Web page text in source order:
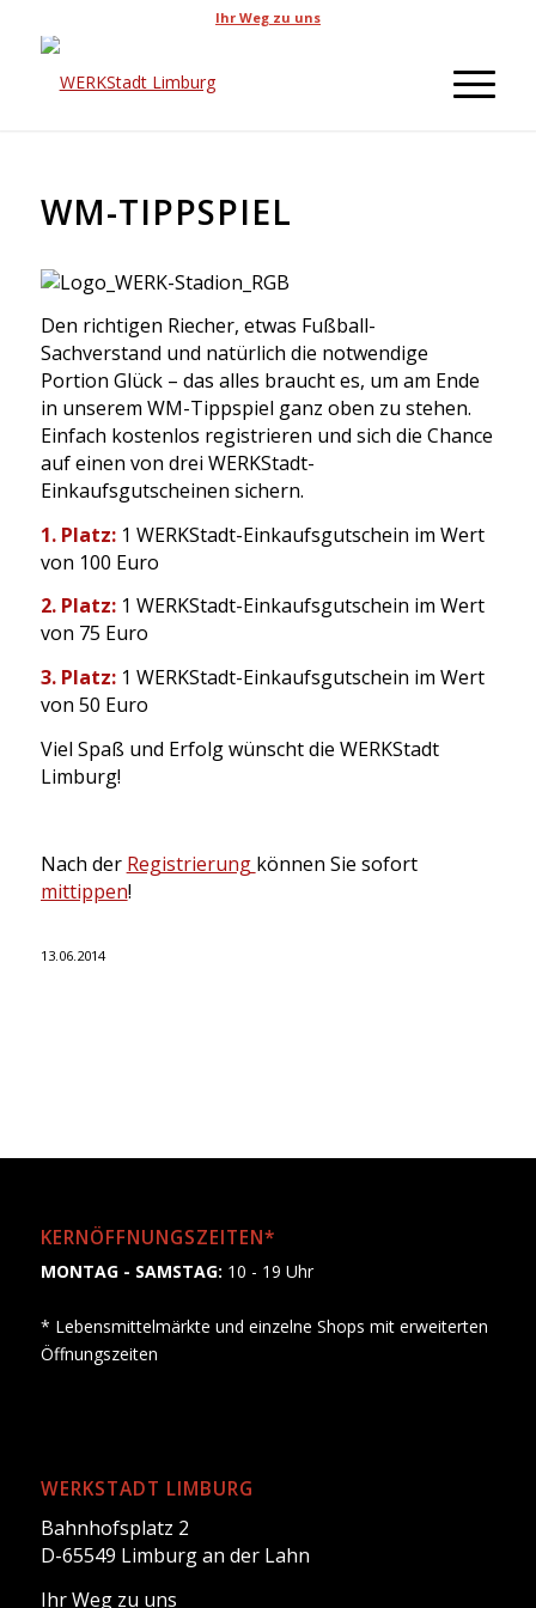
Ihr Weg zu uns
WM-TIPPSPIEL
Den richtigen Riecher, etwas Fußball-
Sachverstand und natürlich die notwendige
Portion Glück – das alles braucht es, um am Ende
in unserem WM-Tippspiel ganz oben zu stehen.
Einfach kostenlos registrieren und sich die Chance
auf einen von drei WERKStadt-
Einkaufsgutscheinen sichern.
1. Platz:1 WERKStadt-Einkaufsgutschein im Wert
von 100 Euro
2. Platz:1 WERKStadt-Einkaufsgutschein im Wert
von 75 Euro
3. Platz:1 WERKStadt-Einkaufsgutschein im Wert
von 50 Euro
Viel Spaß und Erfolg wünscht die WERKStadt
Limburg!
Nach der Registrierung können Sie sofort
mittippen!
13.06.2014
KERNÖFFNUNGSZEITEN*
MONTAG - SAMSTAG: 10 - 19 Uhr
* Lebensmittelmärkte und einzelne Shops mit erweiterten
Öffnungszeiten
WERKSTADT LIMBURG
Bahnhofsplatz 2
D-65549 Limburg an der Lahn
Ihr Weg zu uns